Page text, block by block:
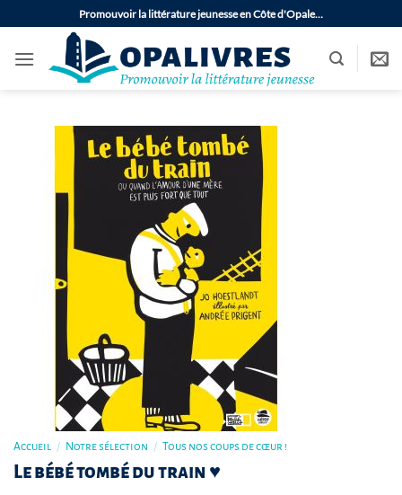
au
contenu
Promouvoir la littérature jeunesse en Côte d'Opale…
Accueil / Notre sélection / Tous nos coups de cœur !
Le bébé tombé du train ♥